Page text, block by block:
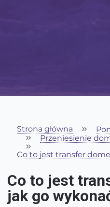
Strona główna
Przeniesienie
Co to jest transfer
Co to jest
jak go